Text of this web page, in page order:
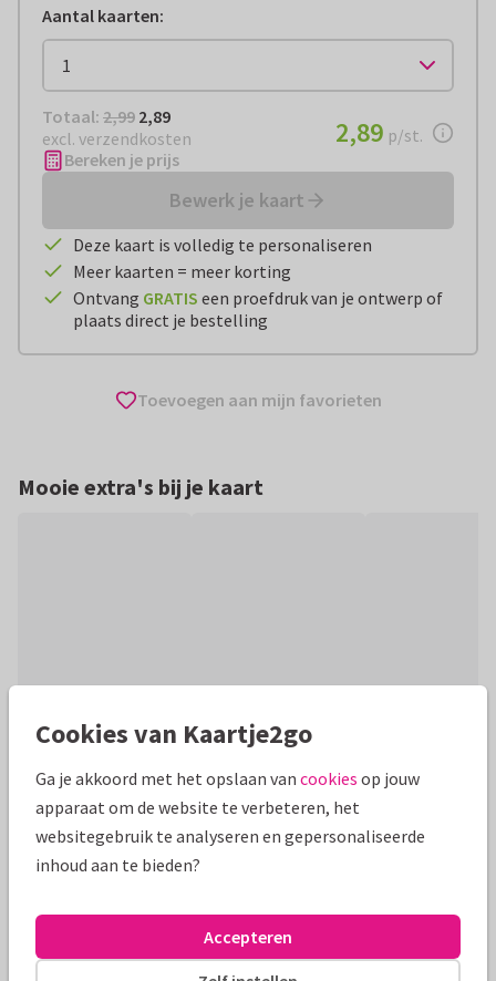
Aantal kaarten:
Totaal: € 2,89
Totaal: 2,99 2,89
excl. verzendkosten
€ 2,89per stuk
2,89 p/st.
Bereken je prijs
Bewerk je kaart
Deze kaart is volledig te personaliseren
Meer kaarten = meer korting
Ontvang GRATIS een proefdruk van je ontwerp of
plaats direct je bestelling
Toevoegen aan mijn favorieten
Mooie extra's bij je kaart
Productinformatie
Trendy langwerpige fotokaart met letters en foto's. Pas
deze kaart aan door je eigen foto's toe te voegen en de
achtergrondkleur te veranderen.
Alle kaarten zijn helemaal naar wens aan te passen
Cookies van Kaartje2go
Ga je akkoord met het opslaan van cookies op jouw
apparaat om de website te verbeteren, het
websitegebruik te analyseren en gepersonaliseerde
inhoud aan te bieden?
Accepteren